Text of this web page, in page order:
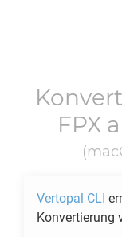
FPX
Vertopal CLI
Konvertierung